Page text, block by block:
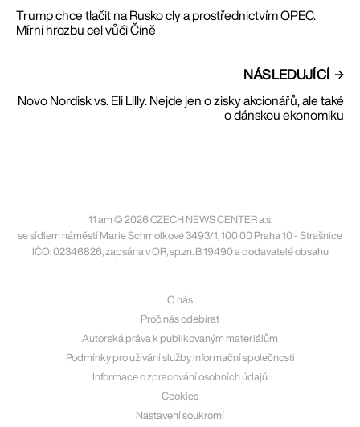
Trump chce tlačit na Rusko cly a prostřednictvím OPEC.
Mírní hrozbu cel vůči Číně
NÁSLEDUJÍCÍ
Novo Nordisk vs. Eli Lilly. Nejde jen o zisky akcionářů, ale také
o dánskou ekonomiku
11 am © 2026 CZECH NEWS CENTER a.s.
se sídlem náměstí Marie Schmolkové 3493/1, 100 00 Praha 10 - Strašnice
IČO: 02346826, zapsána v OR, sp.zn. B 19490 a dodavatelé obsahu
O nás
Proč nás odebírat
Autorská práva k publikovaným materiálům
Podmínky pro užívání služby informační společnosti
Informace o zpracování osobních údajů
Cookies
Nastavení soukromí